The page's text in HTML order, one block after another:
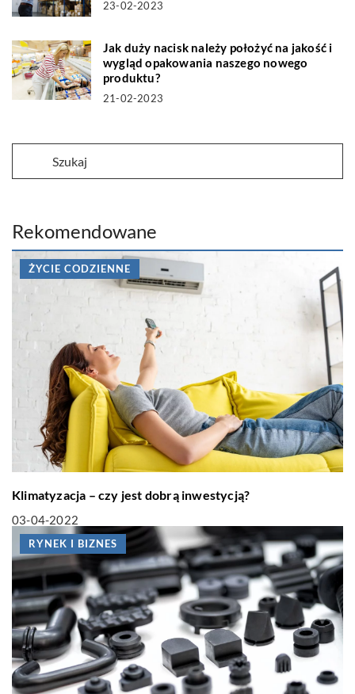
23-02-2023
Jak duży nacisk należy położyć na jakość i
wygląd opakowania naszego nowego
produktu?
21-02-2023
Rekomendowane
ŻYCIE CODZIENNE
Klimatyzacja – czy jest dobrą inwestycją?
03-04-2022
RYNEK I BIZNES